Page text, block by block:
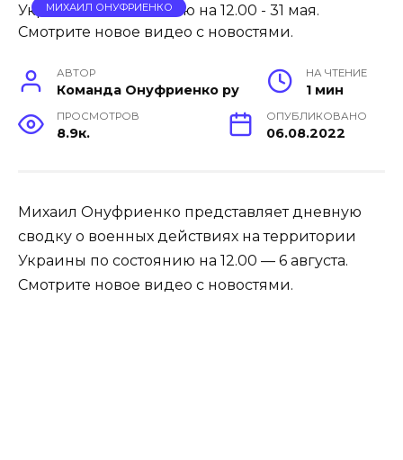
МИХАИЛ ОНУФРИЕНКО
АВТОР
Команда Онуфриенко ру
НА ЧТЕНИЕ
1 мин
ПРОСМОТРОВ
8.9к.
ОПУБЛИКОВАНО
06.08.2022
Михаил Онуфриенко представляет дневную
сводку о военных действиях на территории
Украины по состоянию на 12.00 — 6 августа.
Смотрите новое видео с новостями.